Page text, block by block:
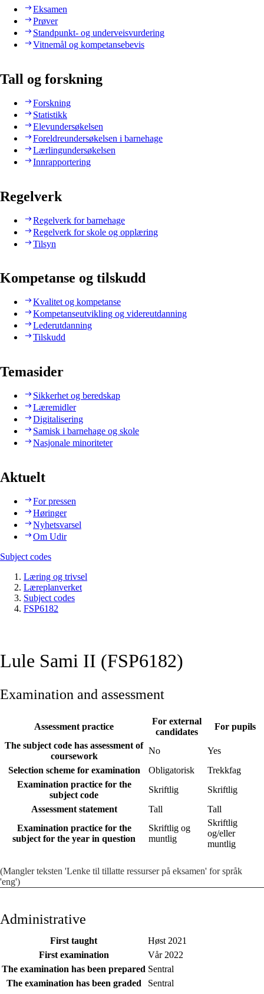
Eksamen
Prøver
Standpunkt- og underveisvurdering
Vitnemål og kompetansebevis
Tall og forskning
Forskning
Statistikk
Elevundersøkelsen
Foreldreundersøkelsen i barnehage
Lærlingundersøkelsen
Innrapportering
Regelverk
Regelverk for barnehage
Regelverk for skole og opplæring
Tilsyn
Kompetanse og tilskudd
Kvalitet og kompetanse
Kompetanseutvikling og videreutdanning
Lederutdanning
Tilskudd
Temasider
Sikkerhet og beredskap
Læremidler
Digitalisering
Samisk i barnehage og skole
Nasjonale minoriteter
Aktuelt
For pressen
Høringer
Nyhetsvarsel
Om Udir
Subject codes
Læring og trivsel
Læreplanverket
Subject codes
FSP6182
Lule Sami II (FSP6182)
Examination and assessment
Assessment practice
For external
candidates
For pupils
The subject code has assessment of
coursework
No
Yes
Selection scheme for examination
Obligatorisk
Trekkfag
Examination practice for the
subject code
Skriftlig
Skriftlig
Assessment statement
Tall
Tall
Examination practice for the
subject for the year in question
Skriftlig og
muntlig
Skriftlig
og/eller
muntlig
(Mangler teksten 'Lenke til tillatte ressurser på eksamen' for språk
'eng')
Administrative
First taught
Høst 2021
First examination
Vår 2022
The examination has been prepared Sentral
The examination has been graded
Sentral